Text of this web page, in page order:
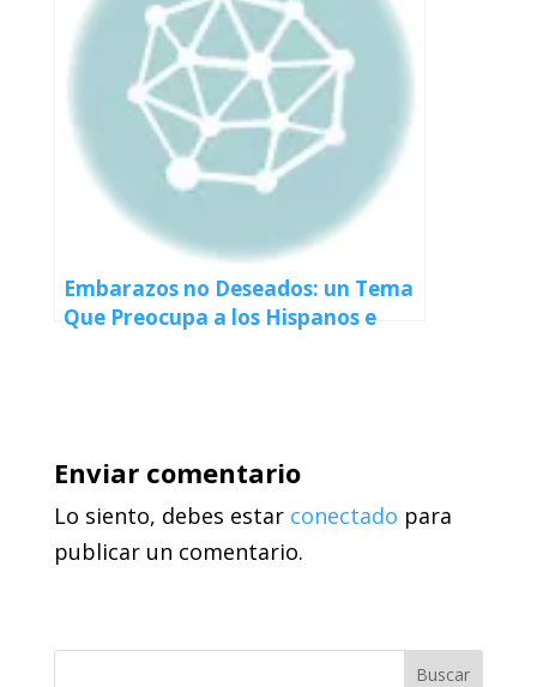
Embarazos no Deseados: un Tema
Que Preocupa a los Hispanos e
Enviar comentario
Lo siento, debes estar conectado para
publicar un comentario.
Buscar